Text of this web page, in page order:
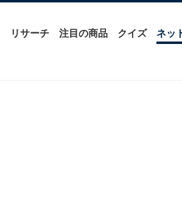
リサーチ 注目の商品 クイズ ネッ